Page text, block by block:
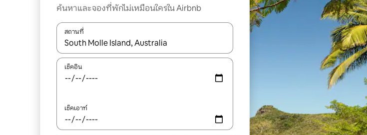
ค้นหาและจองที่พักไม่เหมือนใครใน Airbnb
สถานที่
ใช้ลูกศรขึ้นลง หรือใช้การสัมผัสหรือปัด เพื่อสำรวจผลการค้นหา
เช็คอิน
เช็คเอาท์